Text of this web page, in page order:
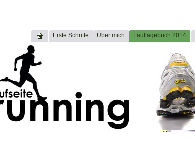
Erste Schritte Über mich Lauftagebuch 2014